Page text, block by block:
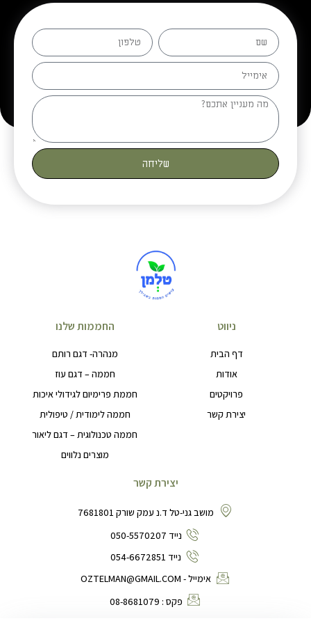
שליחה
ניווט
דף הבית
אודות
פרויקטים
יצירת קשר
החממות שלנו
מנהרה- דגם רותם
חממה – דגם עוז
חממת פרימיום לגידולי איכות
חממה לימודית / טיפולית
חממה טכנולוגית – דגם ליאור
מוצרים נלווים
יצירת קשר
מושב גני-טל ד.נ עמק שורק 7681801
נייד 050-5570207
נייד 054-6672851
אימייל - OZTELMAN@GMAIL.COM
פקס : 08-8681079